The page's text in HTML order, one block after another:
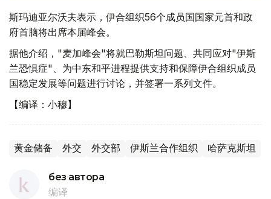
斯玛迪亚尔沃夫表示，伊合组织56个成员国国家元首和政
府首脑将出席本届峰会。
据他介绍，"麦加峰会"将就巴勒斯坦问题、共同应对"伊斯
兰恐惧症"、为中东和平进程提供支持和保障伊合组织成员
国稳定发展等问题进行讨论，并签署一系列文件。
【编译：小穆】
黄金储备 外交 外交部 伊斯兰合作组织 哈萨克斯坦
без автора
编译